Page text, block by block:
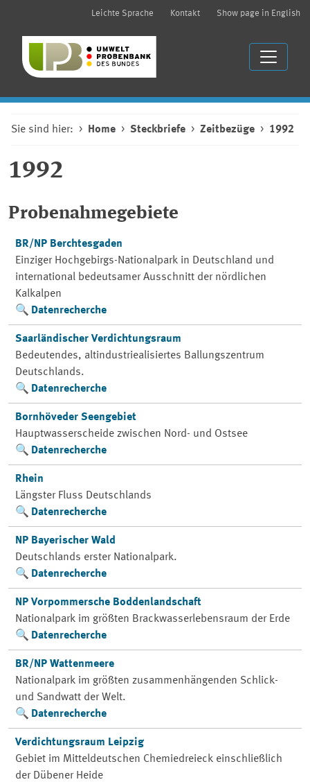
Leichte Sprache Kontakt Show page in English
Sie sind hier: Home Steckbriefe Zeitbezüge 1992
1992
Probenahmegebiete
BR/NP Berchtesgaden
Einziger Hochgebirgs-Nationalpark in Deutschland und
international bedeutsamer Ausschnitt der nördlichen
Kalkalpen
Datenrecherche
Saarländischer Verdichtungsraum
Bedeutendes, altindustriealisiertes Ballungszentrum
Deutschlands.
Datenrecherche
Bornhöveder Seengebiet
Hauptwasserscheide zwischen Nord- und Ostsee
Datenrecherche
Rhein
Längster Fluss Deutschlands
Datenrecherche
NP Bayerischer Wald
Deutschlands erster Nationalpark.
Datenrecherche
NP Vorpommersche Boddenlandschaft
Nationalpark im größten Brackwasserlebensraum der Erde
Datenrecherche
BR/NP Wattenmeere
Nationalpark im größten zusammenhängenden Schlick-
und Sandwatt der Welt.
Datenrecherche
Verdichtungsraum Leipzig
Gebiet im Mitteldeutschen Chemiedreieck einschließlich
der Dübener Heide